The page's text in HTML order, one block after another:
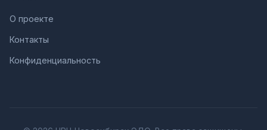
О проекте
Контакты
Конфиденциальность